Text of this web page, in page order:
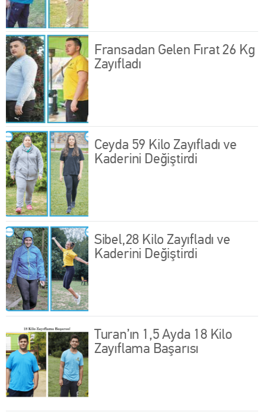
Fransadan Gelen Fırat 26 Kg
Zayıfladı
Ceyda 59 Kilo Zayıfladı ve
Kaderini Değiştirdi
Sibel,28 Kilo Zayıfladı ve
Kaderini Değiştirdi
Turan’ın 1,5 Ayda 18 Kilo
Zayıflama Başarısı